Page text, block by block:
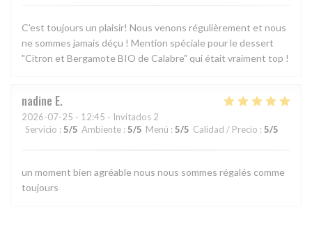
C'est toujours un plaisir! Nous venons régulièrement et nous
ne sommes jamais déçu ! Mention spéciale pour le dessert
"Citron et Bergamote BIO de Calabre" qui était vraiment top !
nadine E
2026-07-25 - 12:45 - Invitados 2
Servicio : 5/5 Ambiente : 5/5 Menú : 5/5 Calidad / Precio : 5/5
un moment bien agréable nous nous sommes régalés comme
toujours